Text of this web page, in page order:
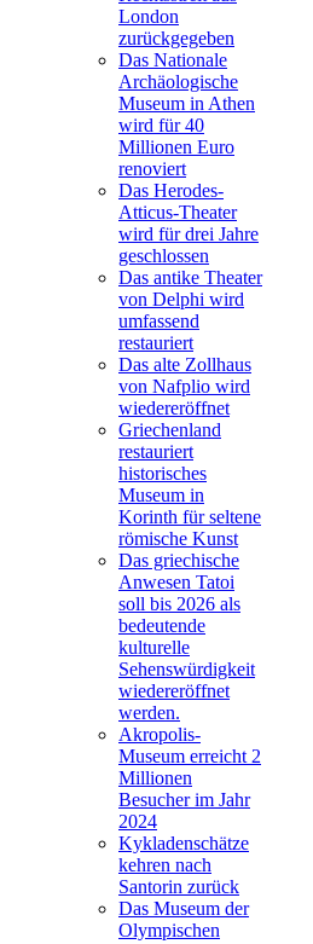
London
zurückgegeben
Das Nationale
Archäologische
Museum in Athen
wird für 40
Millionen Euro
renoviert
Das Herodes-
Atticus-Theater
wird für drei Jahre
geschlossen
Das antike Theater
von Delphi wird
umfassend
restauriert
Das alte Zollhaus
von Nafplio wird
wiedereröffnet
Griechenland
restauriert
historisches
Museum in
Korinth für seltene
römische Kunst
Das griechische
Anwesen Tatoi
soll bis 2026 als
bedeutende
kulturelle
Sehenswürdigkeit
wiedereröffnet
werden.
Akropolis-
Museum erreicht 2
Millionen
Besucher im Jahr
2024
Kykladenschätze
kehren nach
Santorin zurück
Das Museum der
Olympischen